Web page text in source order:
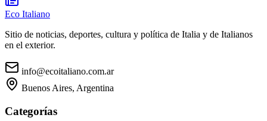
Eco Italiano
Sitio de noticias, deportes, cultura y política de Italia y de Italianos
en el exterior.
info@ecoitaliano.com.ar
Buenos Aires, Argentina
Categorías